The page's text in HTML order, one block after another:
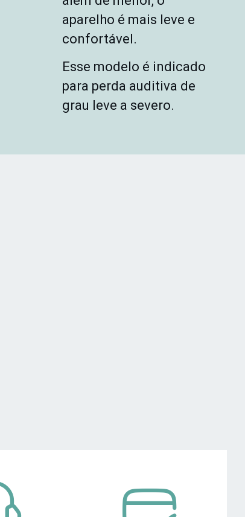
aparelho é mais leve e
confortável.
Esse modelo é indicado
para perda auditiva de
grau leve a severo.